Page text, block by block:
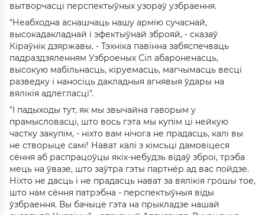
вытворчасці перспектыўных узораў узбраення.
"Неабходна аснашчаць нашу армію сучаснай,
высокадакладнай і эфектыўнай зброяй, - сказаў
Кіраўнік дзяржавы. - Тэхніка павінна забяспечваць
падраздзяленням Узброеных Сіл абароненасць,
высокую мабільнасць, кіруемасць, магчымасць весці
разведку і наносіць дакладныя агнявыя ўдары на
вялікія адлегласці".
"І падыходы тут, як мы звычайна гаворым у
прамысловасці, што вось гэта мы купім ці нейкую
частку закупім, - ніхто вам нічога не прадасць, калі вы
не створыце самі! Нават калі з кімсьці дамовіцеся
сёння аб распрацоўцы якіх-небудзь відаў зброі, трэба
мець на ўвазе, што заўтра гэты партнёр ад вас пойдзе.
Ніхто не дасць і не прадасць нават за вялікія грошы тое,
што нам сёння патрэбна - перспектыўныя віды
ўзбраення. Вы бачыце гэта на прыкладзе нашай